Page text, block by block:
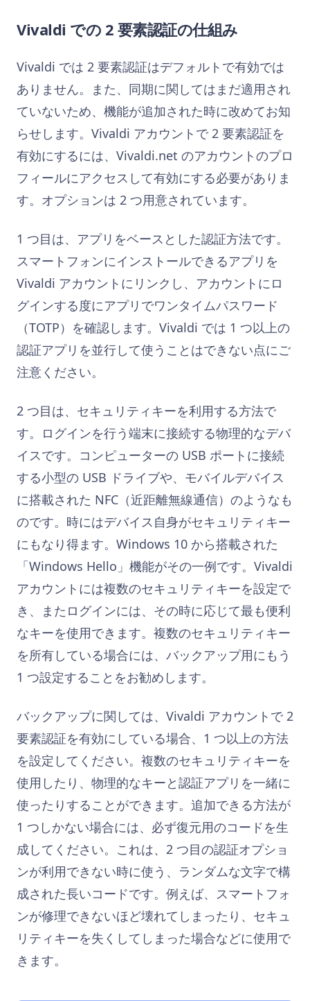
Vivaldi での 2 要素認証の仕組み
Vivaldi では 2 要素認証はデフォルトで有効では
ありません。また、同期に関してはまだ適用され
ていないため、機能が追加された時に改めてお知
らせします。Vivaldi アカウントで 2 要素認証を
有効にするには、Vivaldi.net のアカウントのプロ
フィールにアクセスして有効にする必要がありま
す。オプションは 2 つ用意されています。
1 つ目は、アプリをベースとした認証方法です。
スマートフォンにインストールできるアプリを
Vivaldi アカウントにリンクし、アカウントにロ
グインする度にアプリでワンタイムパスワード
（TOTP）を確認します。Vivaldi では 1 つ以上の
認証アプリを並行して使うことはできない点にご
注意ください。
2 つ目は、セキュリティキーを利用する方法で
す。ログインを行う端末に接続する物理的なデバ
イスです。コンピューターの USB ポートに接続
する小型の USB ドライブや、モバイルデバイス
に搭載された NFC（近距離無線通信）のようなも
のです。時にはデバイス自身がセキュリティキー
にもなり得ます。Windows 10 から搭載された
「Windows Hello」機能がその一例です。Vivaldi
アカウントには複数のセキュリティキーを設定で
き、またログインには、その時に応じて最も便利
なキーを使用できます。複数のセキュリティキー
を所有している場合には、バックアップ用にもう
1 つ設定することをお勧めします。
バックアップに関しては、Vivaldi アカウントで 2
要素認証を有効にしている場合、1 つ以上の方法
を設定してください。複数のセキュリティキーを
使用したり、物理的なキーと認証アプリを一緒に
使ったりすることができます。追加できる方法が
1 つしかない場合には、必ず復元用のコードを生
成してください。これは、2 つ目の認証オプショ
ンが利用できない時に使う、ランダムな文字で構
成された長いコードです。例えば、スマートフォ
ンが修理できないほど壊れてしまったり、セキュ
リティキーを失くしてしまった場合などに使用で
きます。